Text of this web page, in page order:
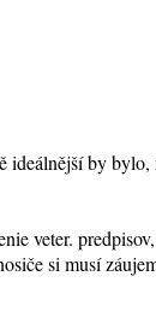
by bylo,
veter.
si musí